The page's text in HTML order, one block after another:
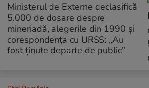
Ministerul de Externe declasifică
5.000 de dosare despre
mineriadă, alegerile din 1990 și
corespondența cu URSS: „Au
fost ținute departe de public”